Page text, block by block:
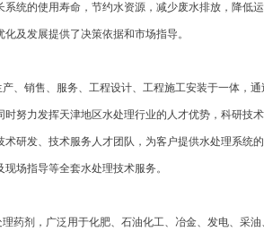
系统的使用寿命，节约水资源，减少废水排放，降低
及发展提供了决策依据和市场指导。
、销售、服务、工程设计、工程施工安装于一体，
时努力发挥天津地区水处理行业的人才优势，科研技
术研发、技术服务人才团队，为客户提供水处理系统
场指导等全套水处理技术服务。
药剂，广泛用于化肥、石油化工、冶金、发电、采